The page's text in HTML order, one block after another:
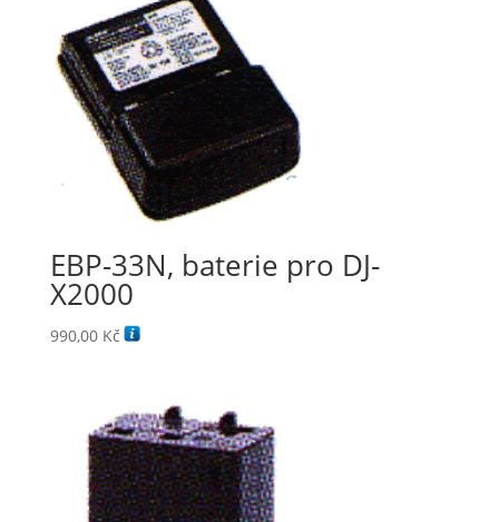
EBP-33N, baterie pro DJ-
X2000
990,00 Kč